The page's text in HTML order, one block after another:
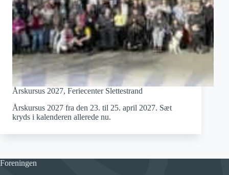
Årskursus 2027, Feriecenter Slettestrand
Årskursus 2027 fra den 23. til 25. april 2027. Sæt
kryds i kalenderen allerede nu.
Foreningen